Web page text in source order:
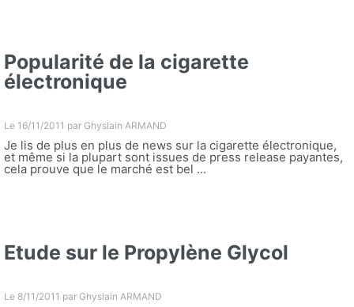
Popularité de la cigarette
électronique
Le 16/11/2011 par Ghyslain ARMAND
Je lis de plus en plus de news sur la cigarette électronique,
et même si la plupart sont issues de press release payantes,
cela prouve que le marché est bel ...
Etude sur le Propylène Glycol
Le 8/11/2011 par Ghyslain ARMAND